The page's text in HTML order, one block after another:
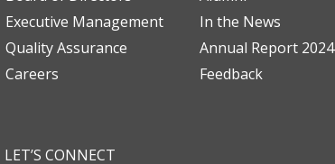
Executive Management
Quality Assurance
Careers
In the News
Annual Report 2024
Feedback
LET’S CONNECT